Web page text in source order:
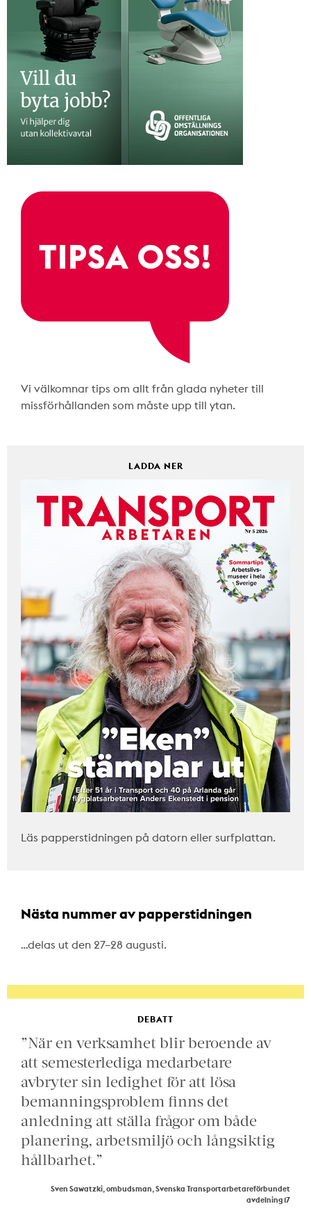
Vi välkomnar tips om allt från glada nyheter till
missförhållanden som måste upp till ytan.
LADDA NER
Läs papperstidningen på datorn eller surfplattan.
Nästa nummer av papperstidningen
…delas ut den 27–28 augusti.
DEBATT
”När en verksamhet blir beroende av
att semesterlediga medarbetare
avbryter sin ledighet för att lösa
bemanningsproblem finns det
anledning att ställa frågor om både
planering, arbetsmiljö och långsiktig
hållbarhet.”
Sven Sawatzki, ombudsman, Svenska Transportarbetareförbundet
avdelning 17